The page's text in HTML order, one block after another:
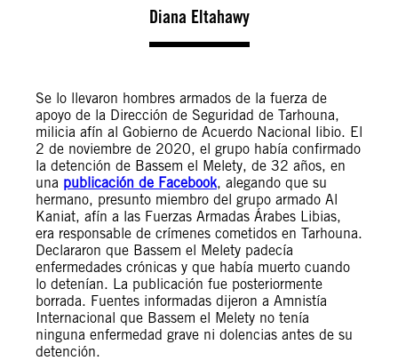
Diana Eltahawy
Se lo llevaron hombres armados de la fuerza de
apoyo de la Dirección de Seguridad de Tarhouna,
milicia afín al Gobierno de Acuerdo Nacional libio. El
2 de noviembre de 2020, el grupo había confirmado
la detención de Bassem el Melety, de 32 años, en
una publicación de Facebook, alegando que su
hermano, presunto miembro del grupo armado Al
Kaniat, afín a las Fuerzas Armadas Árabes Libias,
era responsable de crímenes cometidos en Tarhouna.
Declararon que Bassem el Melety padecía
enfermedades crónicas y que había muerto cuando
lo detenían. La publicación fue posteriormente
borrada. Fuentes informadas dijeron a Amnistía
Internacional que Bassem el Melety no tenía
ninguna enfermedad grave ni dolencias antes de su
detención.